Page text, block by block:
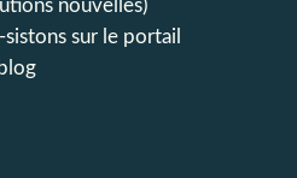
nouvelles)
sistonssur le portail